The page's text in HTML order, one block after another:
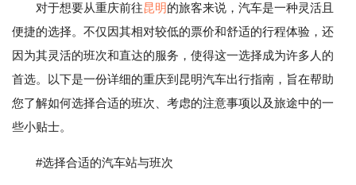
对于想要从重庆前往昆明的旅客来说，汽车是一种灵活且
便捷的选择。不仅因其相对较低的票价和舒适的行程体验，还
因为其灵活的班次和直达的服务，使得这一选择成为许多人的
首选。以下是一份详细的重庆到昆明汽车出行指南，旨在帮助
您了解如何选择合适的班次、考虑的注意事项以及旅途中的一
些小贴士。
#选择合适的汽车站与班次